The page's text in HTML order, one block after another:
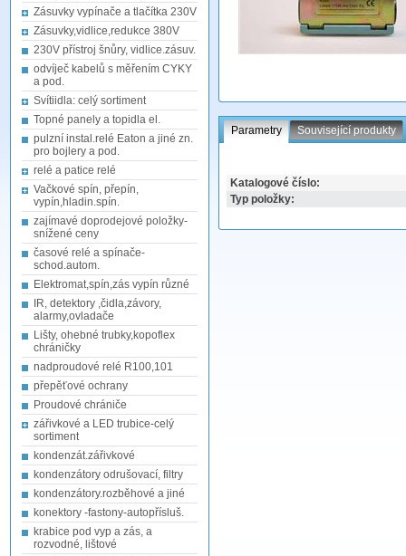
Zásuvky vypínače a tlačítka 230V
Zásuvky,vidlice,redukce 380V
230V přístroj šnůry, vidlice.zásuv.
odvíječ kabelů s měřením CYKY
a pod.
Svítiidla: celý sortiment
Topné panely a topidla el.
pulzní instal.relé Eaton a jiné zn.
pro bojlery a pod.
relé a patice relé
Vačkové spín, přepín,
vypín,hladin.spín.
zajímavé doprodejové položky-
snížené ceny
časové relé a spínače-
schod.autom.
Elektromat,spín,zás vypín různé
IR, detektory ,čidla,závory,
alarmy,ovladače
Lišty, ohebné trubky,kopoflex
chráničky
nadproudové relé R100,101
přepěťové ochrany
Proudové chrániče
zářivkové a LED trubice-celý
sortiment
kondenzát.zářivkové
kondenzátory odrušovací, filtry
kondenzátory.rozběhové a jiné
konektory -fastony-autopřísluš.
krabice pod vyp a zás, a
rozvodné, lištové
Parametry Související produkty
Katalogové číslo:
Typ položky: